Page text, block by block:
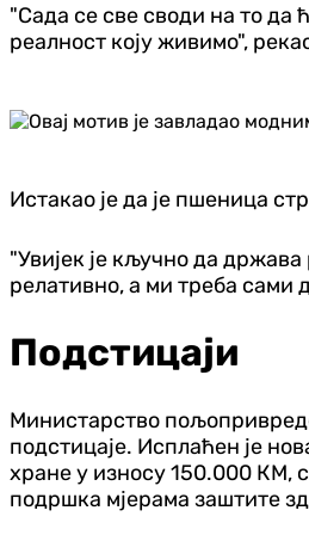
"Сада се све своди на то да
реалност коју живимо",
Истакао је да је пшеница
"Увијек је кључно да
релативно, а ми треба сами
Подстицаји
Министарство
подстицаје. Исплаћен је
хране у износу 150.000 КМ,
подршка мјерама заштите